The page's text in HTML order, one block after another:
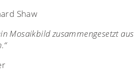
Shaw
Mosaikbild zusammengesetzt